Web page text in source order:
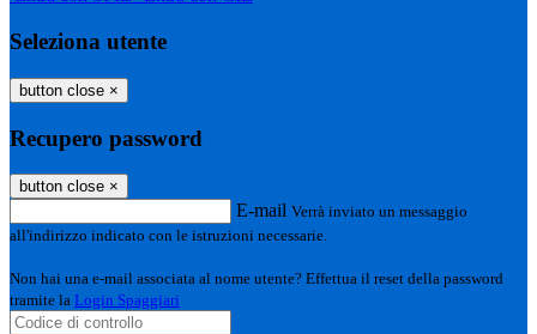
Seleziona utente
button close ×
Recupero password
button close ×
E-mail Verrà inviato un messaggio
all'indirizzo indicato con le istruzioni necessarie.
Non hai una e-mail associata al nome utente? Effettua il reset della password
tramite la Login Spaggiari